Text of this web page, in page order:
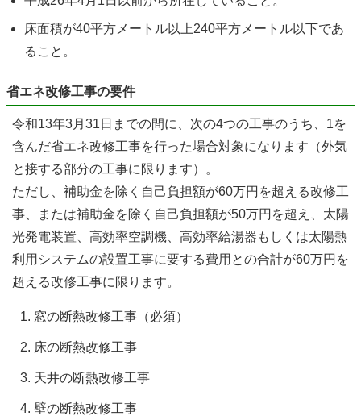
床面積が40平方メートル以上240平方メートル以下であ
ること。
省エネ改修工事の要件
令和13年3月31日までの間に、次の4つの工事のうち、1を
含んだ省エネ改修工事を行った場合対象になります（外気
と接する部分の工事に限ります）。
ただし、補助金を除く自己負担額が60万円を超える改修工
事、または補助金を除く自己負担額が50万円を超え、太陽
光発電装置、高効率空調機、高効率給湯器もしくは太陽熱
利用システムの設置工事に要する費用との合計が60万円を
超える改修工事に限ります。
窓の断熱改修工事（必須）
床の断熱改修工事
天井の断熱改修工事
壁の断熱改修工事